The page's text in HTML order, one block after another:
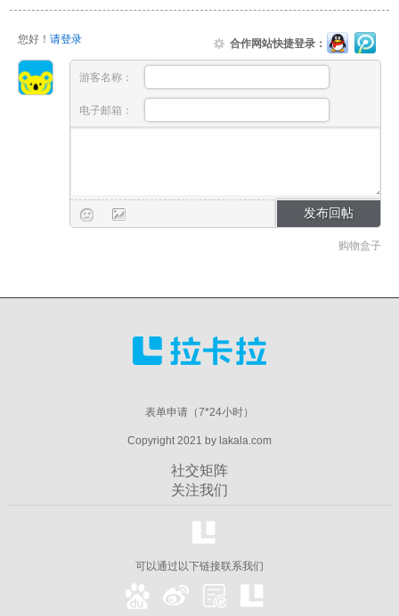
您好！ 请登录 合作网站快捷登录：
游客名称：
电子邮箱：
购物盒子
表单申请（7*24小时）
Copyright 2021 by lakala.com
社交矩阵
关注我们
可以通过以下链接联系我们